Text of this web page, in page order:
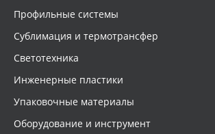
Профильные системы
Сублимация и термотрансфер
Светотехника
Инженерные пластики
Упаковочные материалы
Оборудование и инструмент